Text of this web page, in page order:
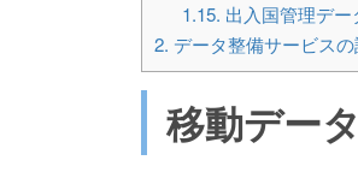
1.15. 出入国管理デー
2. データ整備サービス
移動デー